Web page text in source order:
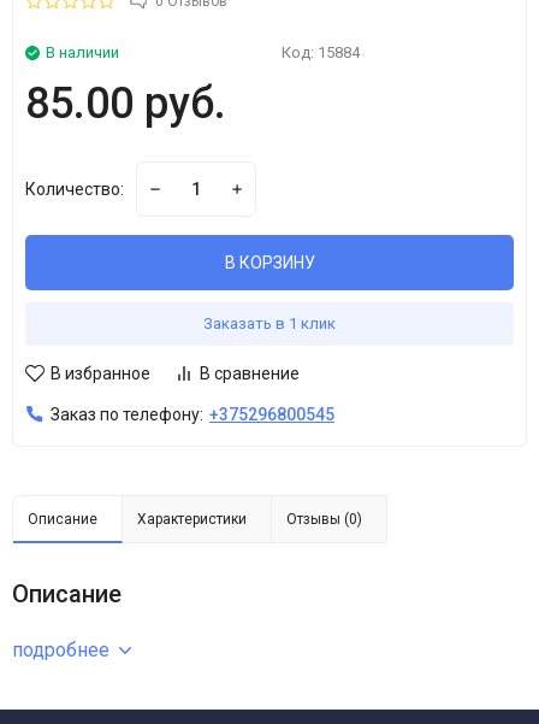
В наличии Код: 15884
85.00 руб.
Количество:
В КОРЗИНУ
Заказать в 1 клик
В избранное В сравнение
Заказ по телефону: +375296800545
Описание Характеристики Отзывы (0)
Описание
подробнее